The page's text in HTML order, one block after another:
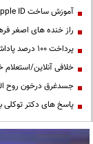
آموزش ساخت Apple ID برای کاربران ایرانی
راز خنده های اصغر
پرداخت ۱۰۰ درصد پاداش پایان خدمت فرهنگیان
خلافی آنلاین/استعلام
جسدغرق درخون روح
پاسخ های دکتر توکلی